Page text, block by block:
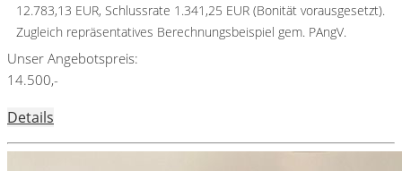
12.783,13 EUR, Schlussrate 1.341,25 EUR (Bonität vorausgesetzt).
Zugleich repräsentatives Berechnungsbeispiel gem. PAngV.
Unser Angebotspreis:
14.500,-
Details